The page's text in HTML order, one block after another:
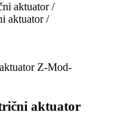
aktuator /
aktuator /
aktuator